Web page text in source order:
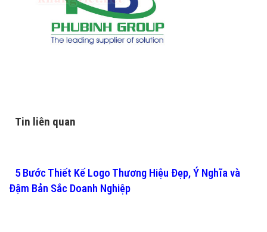
Tin liên quan
5 Bước Thiết Kế Logo Thương Hiệu Đẹp, Ý Nghĩa và
Đậm Bản Sắc Doanh Nghiệp